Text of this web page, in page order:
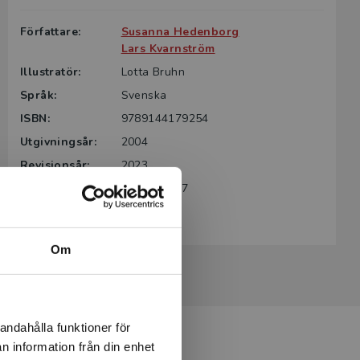
Om
funktioner för
information från din enhet
Författare:
Susanna Hedenborg
Lars Kvarnström
Illustratör:
Lotta Bruhn
Språk:
Svenska
ISBN:
9789144179254
Utgivningsår:
2004
Revisionsår:
2023
Artikelnummer:
31278-SB07
Sjunde